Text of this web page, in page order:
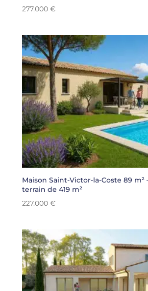
277.000 €
Maison Saint-Victor-la-Coste 89 m²
terrain de 419 m²
227.000 €